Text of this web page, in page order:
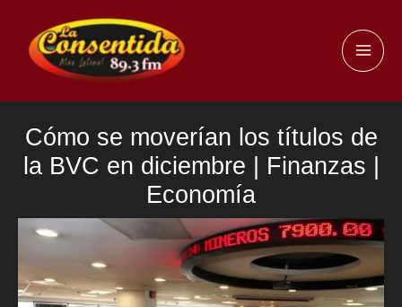
contenido
Cómo se moverían los títulos de
la BVC en diciembre | Finanzas |
Economía